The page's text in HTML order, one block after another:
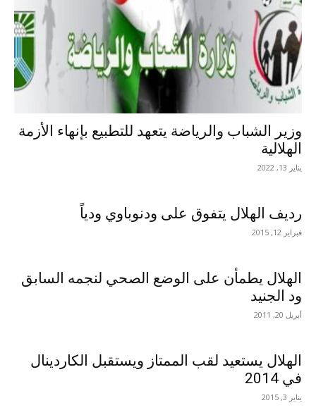
وزير الشباب والرياضة يتعهد للتطبيع بإنهاء الأزمة
الهلالية
يناير 13, 2022
رديف الهلال يتفوق على ودنوباوي ودياً
فبراير 12, 2015
الهلال يطمأن على الوضع الصحي لنجمه السابق
ود الجنيد
أبريل 20, 2011
الهلال يستعيد لقب الممتاز ويستقبل الكاردينال
في 2014
يناير 3, 2015